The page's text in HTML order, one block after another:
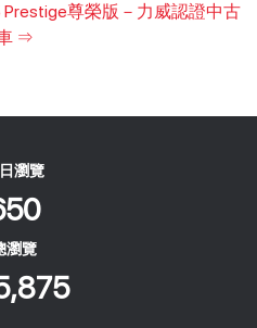
Prestige尊榮版－力威認證中古
⇒
瀏覽
瀏覽